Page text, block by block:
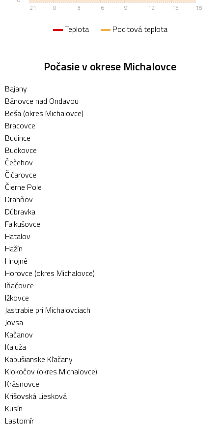
21 0 3 6 9 12 15 18
Teplota Pocitová teplota
Počasie v okrese Michalovce
Bajany
Bánovce nad Ondavou
Beša (okres Michalovce)
Bracovce
Budince
Budkovce
Čečehov
Čičarovce
Čierne Pole
Drahňov
Dúbravka
Falkušovce
Hatalov
Hažín
Hnojné
Horovce (okres Michalovce)
Iňačovce
Ižkovce
Jastrabie pri Michalovciach
Jovsa
Kačanov
Kaluža
Kapušianske Kľačany
Klokočov (okres Michalovce)
Krásnovce
Krišovská Liesková
Kusín
Lastomír